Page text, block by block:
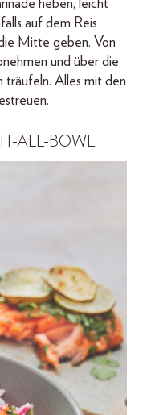
heben, leicht
auf dem Reis
Mitte geben. Von
und über die
Alles mit den
IT-ALL-BOWL